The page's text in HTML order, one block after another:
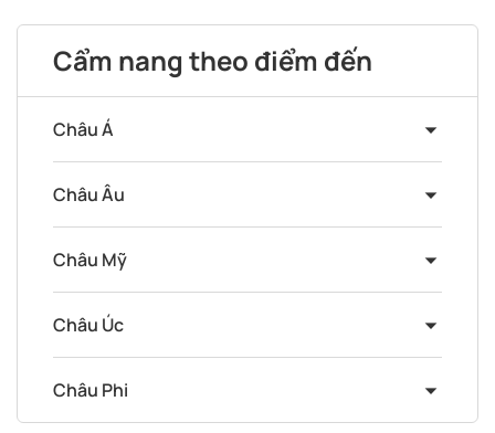
Cẩm nang theo điểm đến
Châu Á
Châu Âu
Châu Mỹ
Châu Úc
Châu Phi